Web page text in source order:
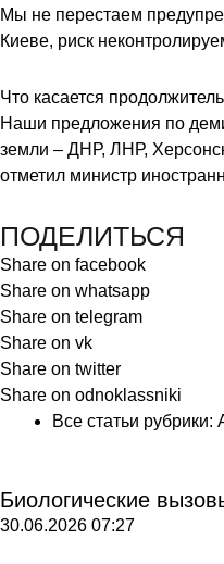
Мы не перестаем
Киеве, риск
Что касается
Наши предложения по
земли – ДНР, ЛНР,
отметил министр
ПОДЕЛИТЬСЯ
Share on facebook
Share on whatsapp
Share on telegram
Share on vk
Share on twitter
Share on odnoklassniki
Все статьи рубрики:
Биологические
30.06.2026 07:27